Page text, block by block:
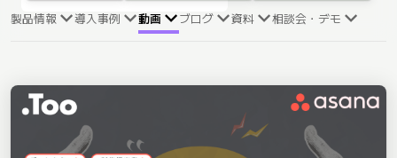
製品情報 導入事例 動画 ブログ 資料 相談会・デモ